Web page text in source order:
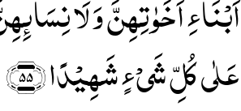
اَبۡنَآءِ اَخَوٰتِہِنَّ وَ لَا
عَلٰی کُلِّ شَیۡءٍ شَہِیۡدًا ﴿۵۵﴾